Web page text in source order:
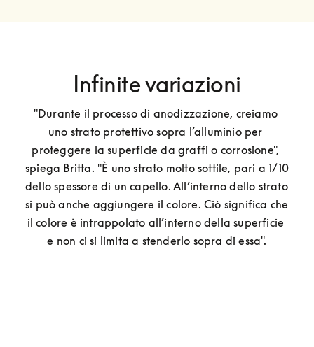
Infinite variazioni
"Durante il processo di anodizzazione, creiamo
uno strato protettivo sopra l’alluminio per
proteggere la superficie da graffi o corrosione",
spiega Britta. "È uno strato molto sottile, pari a 1/10
dello spessore di un capello. All’interno dello strato
si può anche aggiungere il colore. Ciò significa che
il colore è intrappolato all’interno della superficie
e non ci si limita a stenderlo sopra di essa".